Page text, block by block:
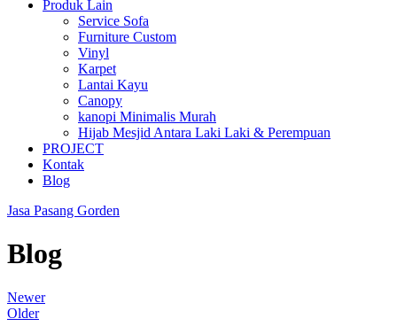
Produk Lain
Service Sofa
Furniture Custom
Vinyl
Karpet
Lantai Kayu
Canopy
kanopi Minimalis Murah
Hijab Mesjid Antara Laki Laki & Perempuan
PROJECT
Kontak
Blog
Jasa Pasang Gorden
Blog
Newer
Older